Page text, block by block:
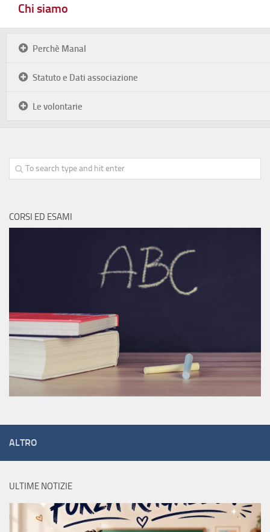
Chi siamo
Perchè Manal
Statuto e Dati associazione
Le volontarie
CORSI ED ESAMI
ALTRO
ULTIME NOTIZIE